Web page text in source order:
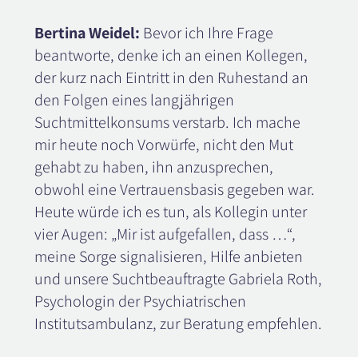
Bertina Weidel: Bevor ich Ihre Frage
beantworte, denke ich an einen Kollegen,
der kurz nach Eintritt in den Ruhestand an
den Folgen eines langjährigen
Suchtmittelkonsums verstarb. Ich mache
mir heute noch Vorwürfe, nicht den Mut
gehabt zu haben, ihn anzusprechen,
obwohl eine Vertrauensbasis gegeben war.
Heute würde ich es tun, als Kollegin unter
vier Augen: „Mir ist aufgefallen, dass …“,
meine Sorge signalisieren, Hilfe anbieten
und unsere Suchtbeauftragte Gabriela Roth,
Psychologin der Psychiatrischen
Institutsambulanz, zur Beratung empfehlen.